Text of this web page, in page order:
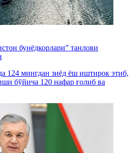
бунёдкорлари” танлови
124 мингдан зиёд ёш иштирок этиб,
бўйича 120 нафар ғолиб ва